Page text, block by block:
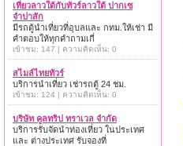
เที่ยวลาวใต้กับทัวร์ลาวใต้ ปากเซ
จำปาสัก
มีรถตู้นำเที่ยวที่อุบลและ กทม.ให้เช่า มี
คำตอบให้ทุกคำถามเกี่
เข้าชม: 147 | ความคิดเห็น: 0
สไมล์ไทยทัวร์
บริการนำเที่ยว เช่ารถตู้ 24 ชม.
เข้าชม: 124 | ความคิดเห็น: 0
บริษัท คูลทริป ทราเวล จำกัด
บริการรับจัดนำท่องเที่ยว ในประเทศ
และ ต่างประเทศ รับจองที่